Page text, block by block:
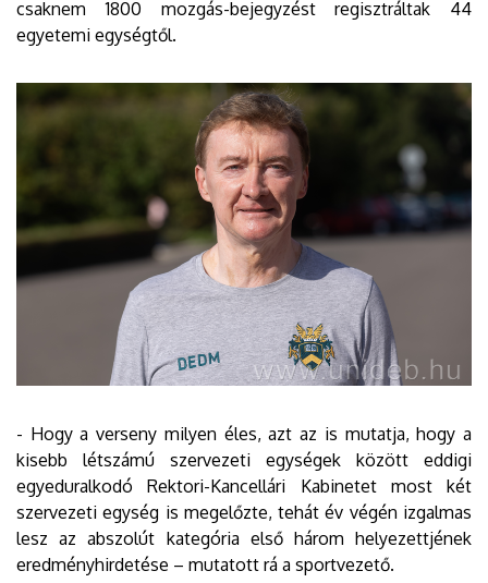
csaknem 1800 mozgás-bejegyzést regisztráltak 44
egyetemi egységtől.
- Hogy a verseny milyen éles, azt az is mutatja, hogy a
kisebb létszámú szervezeti egységek között eddigi
egyeduralkodó Rektori-Kancellári Kabinetet most két
szervezeti egység is megelőzte, tehát év végén izgalmas
lesz az abszolút kategória első három helyezettjének
eredményhirdetése – mutatott rá a sportvezető.